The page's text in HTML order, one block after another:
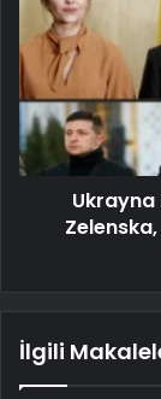
Ukrayna
İlgili